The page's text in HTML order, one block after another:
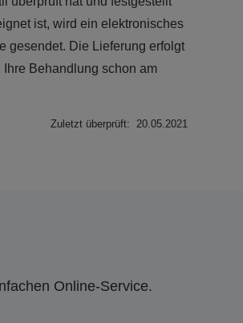
ist, wird ein elektronisches
gesendet. Die Lieferung erfolgt
Behandlung schon am
Zuletzt überprüft: 20.05.2021
Online-Service.